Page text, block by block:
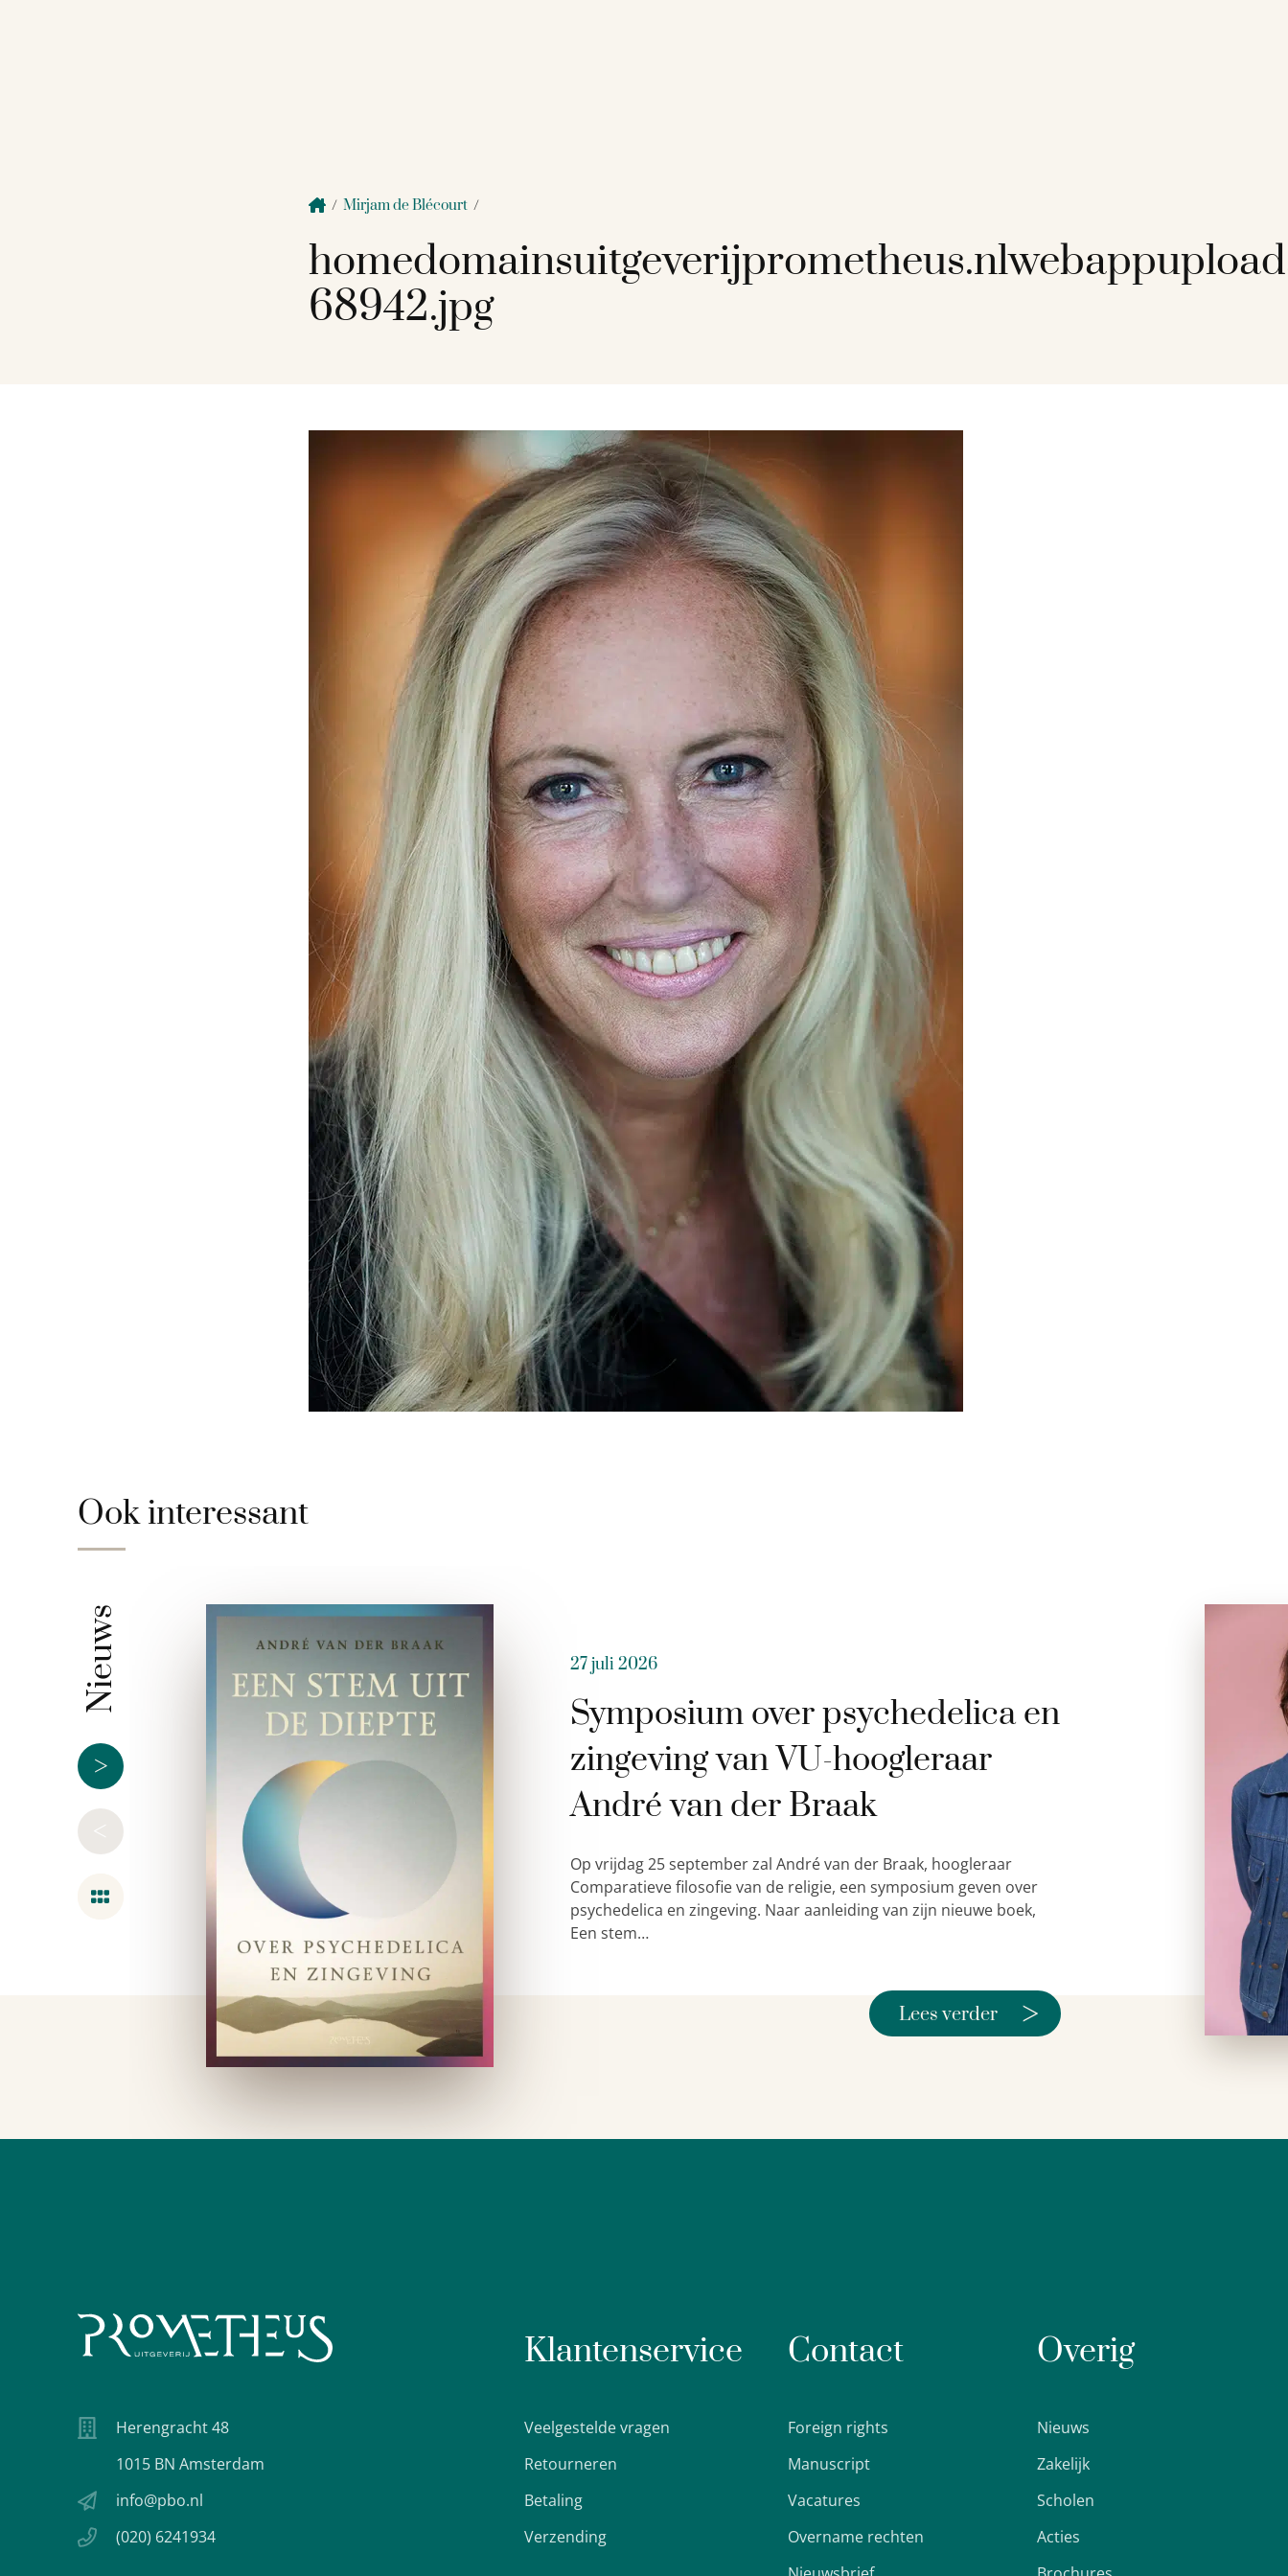
/ Mirjam de Blécourt /
68942.jpg
Ook interessant
Nieuws
>
<
27 juli 2026
Symposium over psychedelica en
zingeving van VU-hoogleraar
André van der Braak
Op vrijdag 25 september zal André van der Braak, hoogleraar
Comparatieve filosofie van de religie, een symposium geven over
psychedelica en zingeving. Naar aanleiding van zijn nieuwe boek,
Een stem…
Lees verder >
Herengracht 48
1015 BN Amsterdam
info@pbo.nl
(020) 6241934
Klantenservice
Veelgestelde vragen
Retourneren
Betaling
Verzending
Contact
Foreign rights
Manuscript
Vacatures
Overname rechten
Overig
Nieuws
Zakelijk
Scholen
Acties